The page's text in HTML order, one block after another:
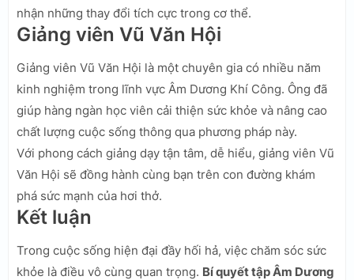
nhận những thay đổi tích cực trong cơ thể.
Giảng viên Vũ Văn Hội
Giảng viên Vũ Văn Hội là một chuyên gia có nhiều năm
kinh nghiệm trong lĩnh vực Âm Dương Khí Công. Ông đã
giúp hàng ngàn học viên cải thiện sức khỏe và nâng cao
chất lượng cuộc sống thông qua phương pháp này.
Với phong cách giảng dạy tận tâm, dễ hiểu, giảng viên Vũ
Văn Hội sẽ đồng hành cùng bạn trên con đường khám
phá sức mạnh của hơi thở.
Kết luận
Trong cuộc sống hiện đại đầy hối hả, việc chăm sóc sức
khỏe là điều vô cùng quan trọng. Bí quyết tập Âm Dương